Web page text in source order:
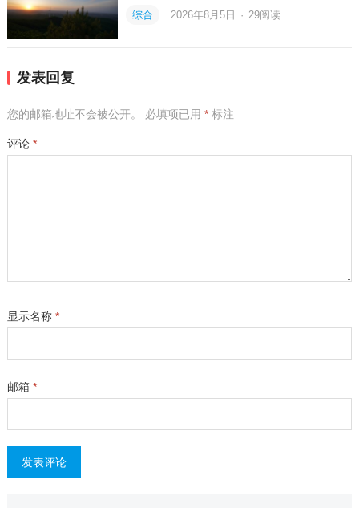
综合 2026年8月5日 · 29阅读
发表回复
您的邮箱地址不会被公开。 必填项已用 *标注
评论 *
显示名称 *
邮箱 *